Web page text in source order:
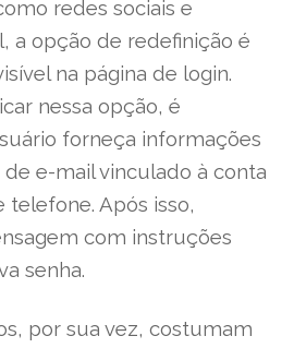
redes sociais e
a opção de redefinição é
na página de login.
nessa opção, é
forneça informações
e-mail vinculado à conta
Após isso,
com instruções
senha.
por sua vez, costumam